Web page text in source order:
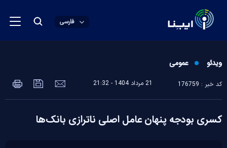
فارسی
ویدئو عمومی
کد خبر : 176759 21 مرداد 1404 - 21:32
کسری بودجه پنهان عامل اصلی ناترازی بانک‌ها